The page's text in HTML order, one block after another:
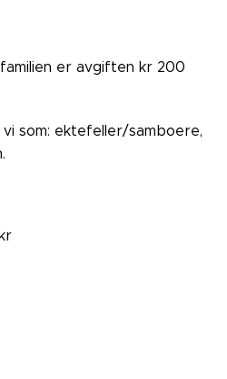
er avgiften kr 200
som: ektefeller/samboere,